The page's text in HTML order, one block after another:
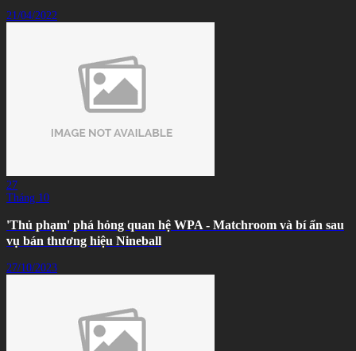
21/04/2022
27
Tháng 10
'Thủ phạm' phá hỏng quan hệ WPA - Matchroom và bí ẩn sau
vụ bán thương hiệu Nineball
27/10/2023